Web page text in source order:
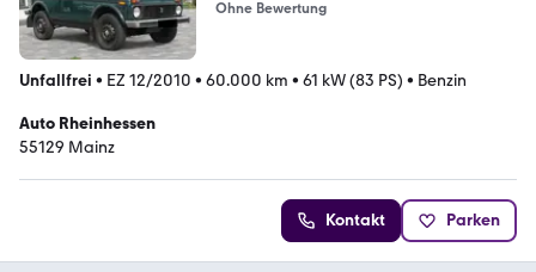
Ohne Bewertung
Unfallfrei • EZ 12/2010 • 60.000 km • 61 kW (83 PS) • Benzin
Auto Rheinhessen
55129 Mainz
Kontakt Parken